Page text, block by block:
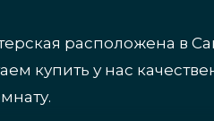
расположена в
купить у нас